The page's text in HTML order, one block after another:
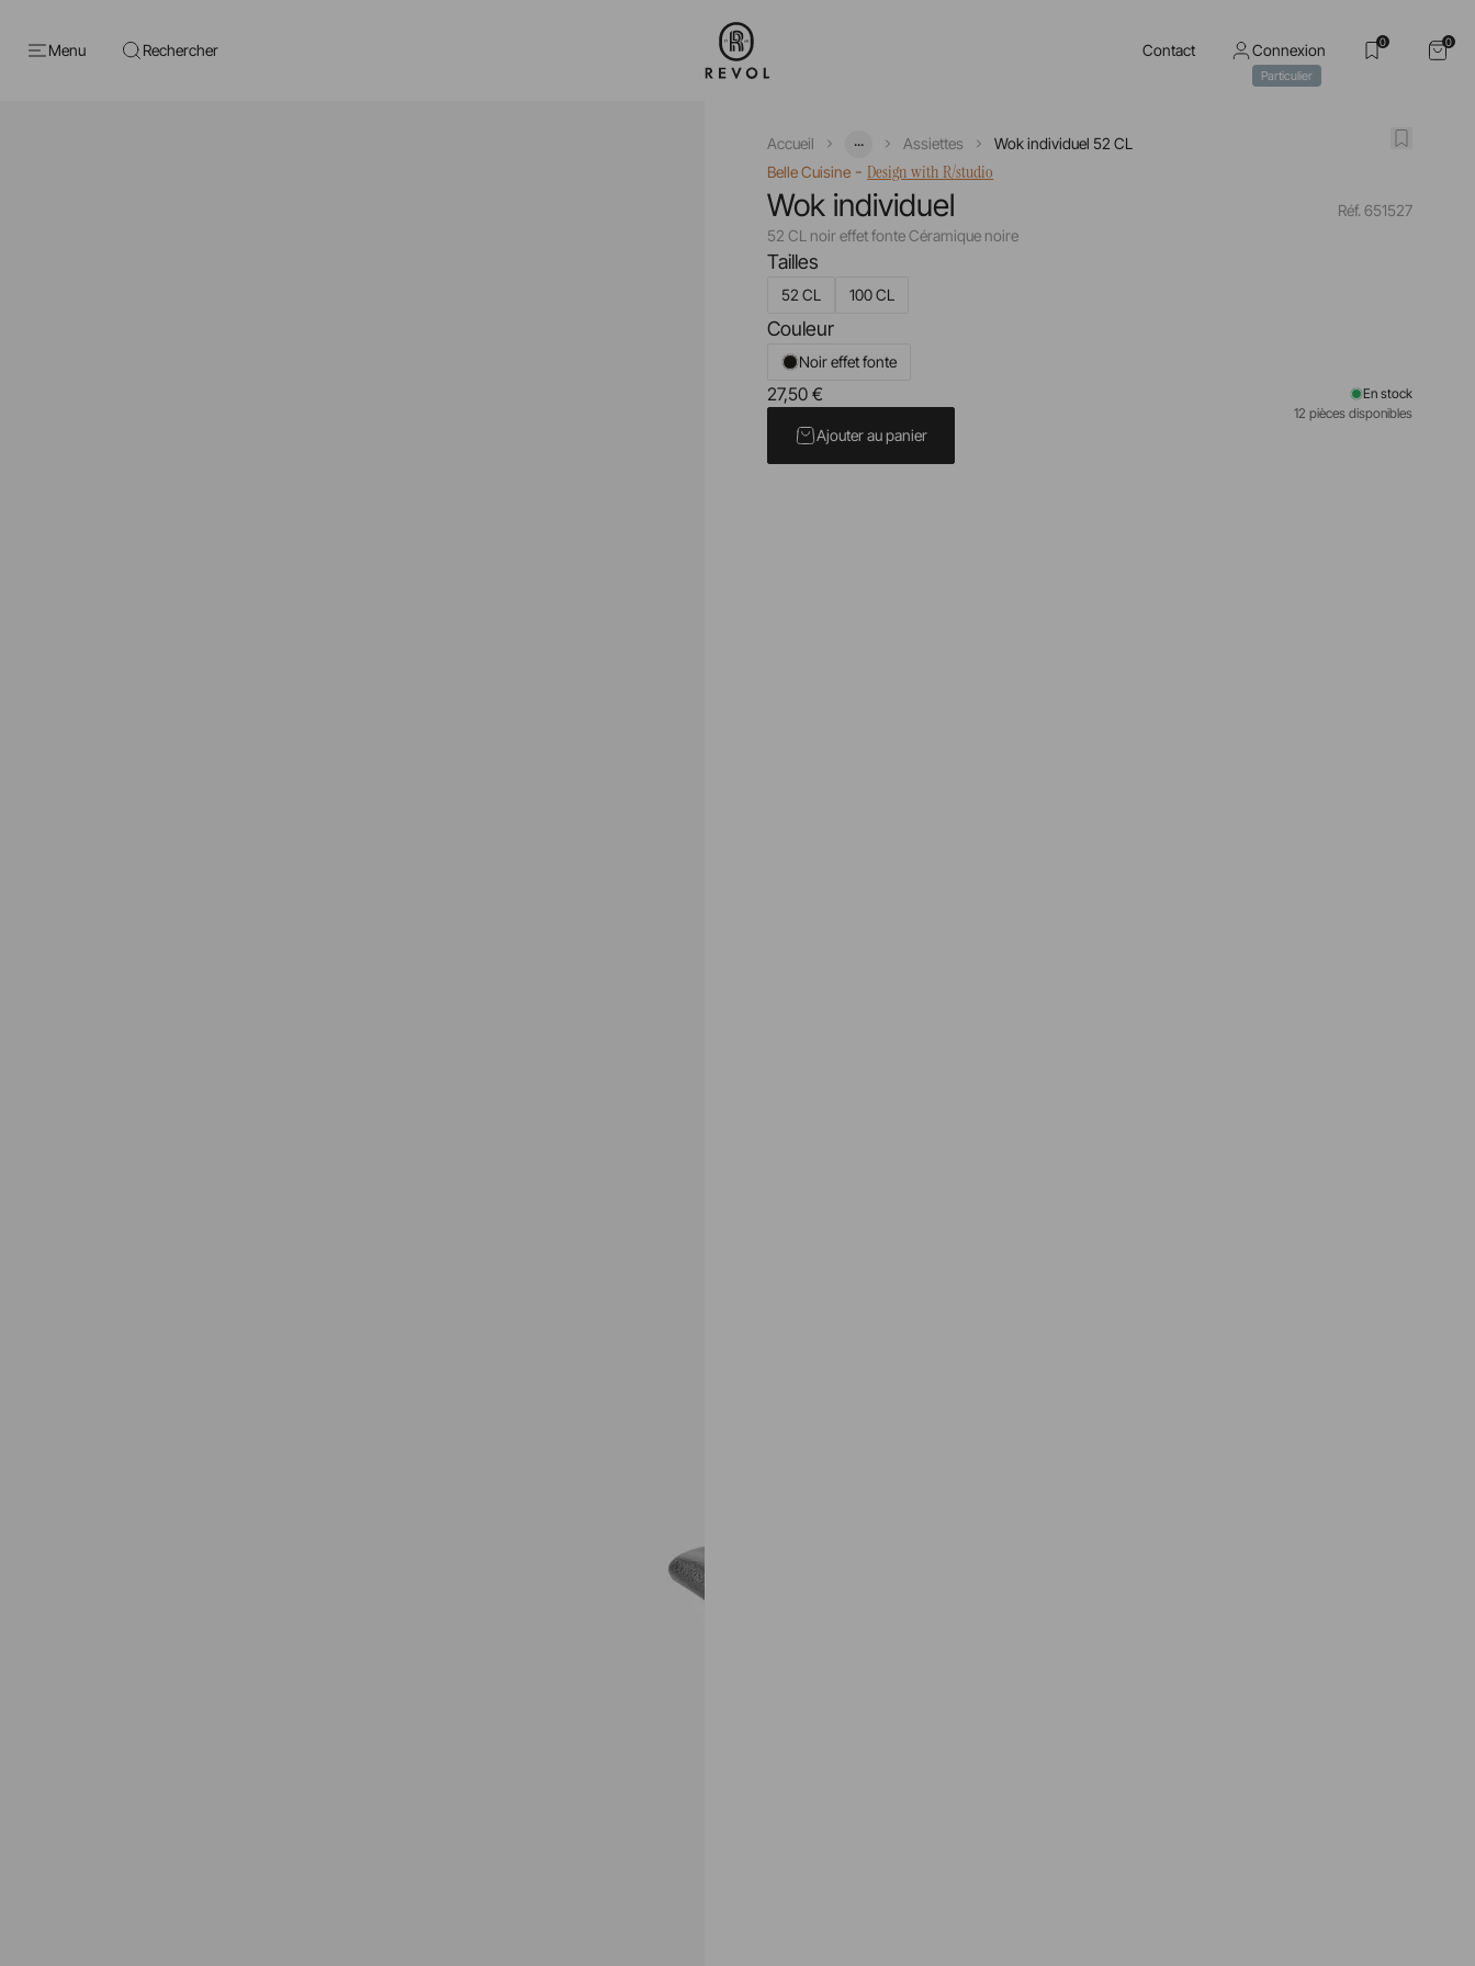
Menu Rechercher Contact Connexion
Particulier
0 0
Accueil ... Assiettes
Wok individuel 52 CL
Belle Cuisine -Design with R/studio
Wok individuel
52 CL noir effet fonte Céramique noire
Réf. 651527
Tailles
52 CL 100 CL
Couleur
Noir effet fonte
27,50 €
En stock
12 pièces disponibles
Ajouter au panier